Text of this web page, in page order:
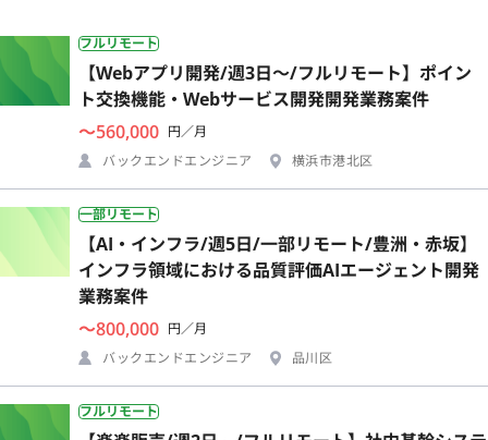
フルリモート
【Webアプリ開発/週3日〜/フルリモート】ポイン
ト交換機能・Webサービス開発開発業務案件
〜560,000 円／月
バックエンドエンジニア
横浜市港北区
一部リモート
【AI・インフラ/週5日/一部リモート/豊洲・赤坂】
インフラ領域における品質評価AIエージェント開発
業務案件
〜800,000 円／月
バックエンドエンジニア
品川区
フルリモート